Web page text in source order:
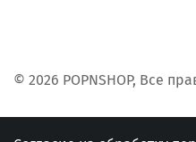
© 2026 POPNSHOP, Все